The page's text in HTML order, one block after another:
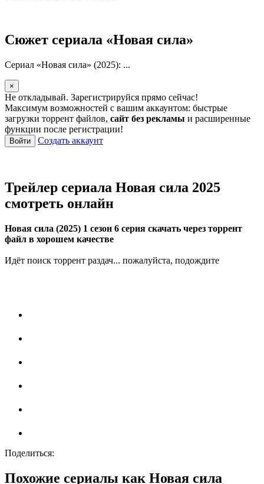
Сюжет сериала «Новая сила»
Сериал «Новая сила» (2025): ...
×
Не откладывай. Зарегистрируйся прямо сейчас!
Максимум возможностей с вашим аккаунтом: быстрые
загрузки торрент файлов, сайт без рекламы и расширенные
функции после регистрации!
Войти Создать аккаунт
Трейлер сериала Новая сила 2025
смотреть онлайн
Новая сила (2025) 1 сезон 6 серия скачать через торрент
файл в хорошем качестве
Идёт поиск торрент раздач... пожалуйста, подождите
Поделиться:
Похожие сериалы как Новая сила